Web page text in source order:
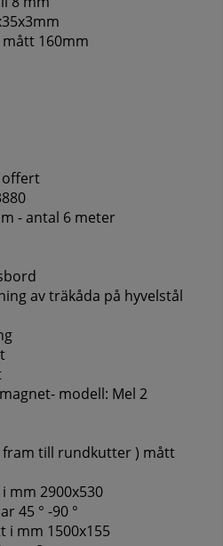
160mm
offert
- antal 6 meter
av träkåda på hyvelstål
modell: Mel 2
till rundkutter ) mått
mm 2900x530
45 ° -90 °
i mm 1500x155